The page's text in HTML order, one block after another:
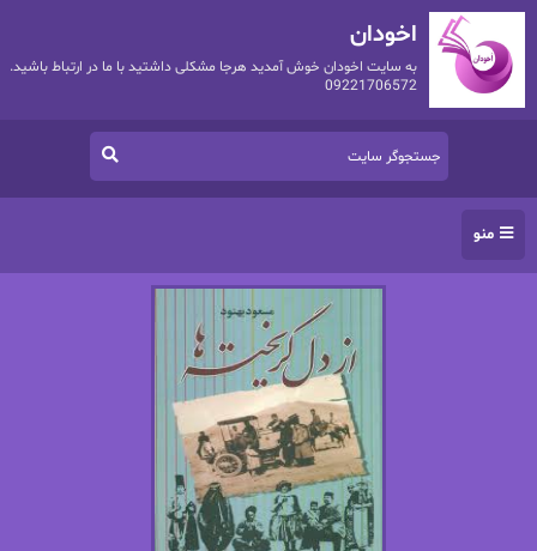
اخودان
به سایت اخودان خوش آمدید هرجا مشکلی داشتید با ما در ارتباط باشید.
09221706572
منو